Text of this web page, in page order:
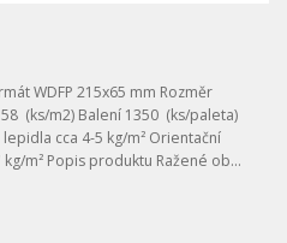
WDFP 215x65 mm Rozměr
(ks/m2) Balení 1350 (ks/paleta)
cca 4-5 kg/m² Orientační
m² Popis produktu Ražené ob...